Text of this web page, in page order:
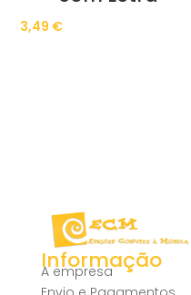
3,49 €
Informação
A empresa